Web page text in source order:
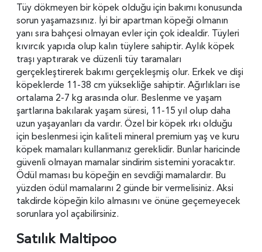
Tüy dökmeyen bir köpek olduğu için bakımı konusunda
sorun yaşamazsınız. İyi bir apartman köpeği olmanın
yanı sıra bahçesi olmayan evler için çok idealdir. Tüyleri
kıvırcık yapıda olup kalın tüylere sahiptir. Aylık köpek
traşı yaptırarak ve düzenli tüy taramaları
gerçekleştirerek bakımı gerçekleşmiş olur. Erkek ve dişi
köpeklerde 11-38 cm yüksekliğe sahiptir. Ağırlıkları ise
ortalama 2-7 kg arasında olur. Beslenme ve yaşam
şartlarına bakılarak yaşam süresi, 11-15 yıl olup daha
uzun yaşayanları da vardır. Özel bir köpek ırkı olduğu
için beslenmesi için kaliteli mineral premium yaş ve kuru
köpek mamaları kullanmanız gereklidir. Bunlar haricinde
güvenli olmayan mamalar sindirim sistemini yoracaktır.
Ödül maması bu köpeğin en sevdiği mamalardır. Bu
yüzden ödül mamalarını 2 günde bir vermelisiniz. Aksi
takdirde köpeğin kilo almasını ve önüne geçemeyecek
sorunlara yol açabilirsiniz.
Satılık Maltipoo